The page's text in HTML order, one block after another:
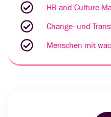
HR and Culture
Change- und
Menschen mit